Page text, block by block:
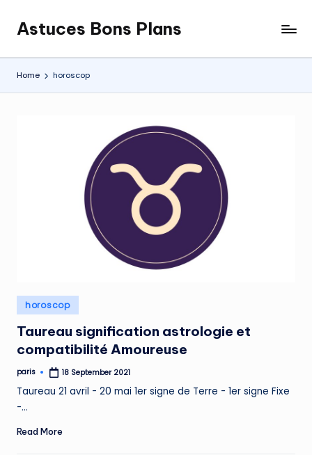
Skip
content
Astuces Bons Plans
Home horoscop
Posted
in
horoscop
Taureau signification astrologie et
compatibilité Amoureuse
Posted
paris 18 September 2021
Taureau 21 avril - 20 mai 1er signe de Terre - 1er signe Fixe
-…
Read More